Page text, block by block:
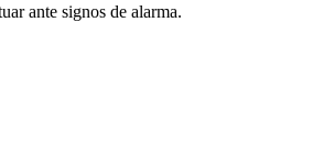
ante signos de alarma.